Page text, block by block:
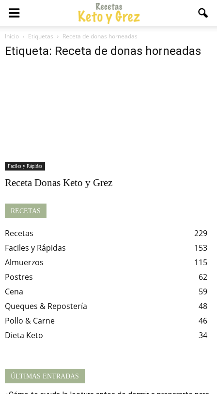
Inicio Etiquetas Receta de donas horneadas
Etiqueta: Receta de donas horneadas
Faciles y Rápidas
Receta Donas Keto y Grez
RECETAS
Recetas
229
Faciles y Rápidas
153
Almuerzos
115
Postres
62
Cena
59
Queques & Repostería
48
Pollo & Carne
46
Dieta Keto
34
ÚLTIMAS ENTRADAS